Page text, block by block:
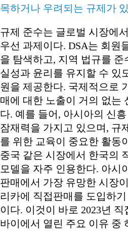
목하거나 우려되는 규제가
규제 준수는 글로벌 시장에
우선 과제이다. DSA는 회원
을 탐색하고, 지역 법규를 준
실성과 윤리를 유지할 수 있
원을 제공한다. 국제적으로
매에 대한 노출이 거의 없는
다. 예를 들어, 아시아의 신
잠재력을 가지고 있으며, 규
를 위한 교육이 중요한 활동
중국 같은 시장에서 한국의
모델을 자주 인용한다. 아시
판매에서 가장 유망한 시장
리카에 직접판매를 도입하
이다. 이것이 바로 2023년
바이에서 열린 주요 이유 중